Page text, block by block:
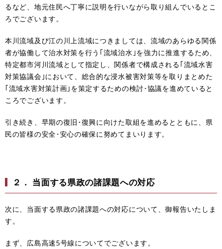
るなど、地元住民へ丁寧に説明を行いながら取り組んでいるとこ
ろでございます。
本川流域及び江の川上流域につきましては、流域のあらゆる関係
者が協働して治水対策を行う｢流域治水｣を強力に推進するため、
特定都市河川流域として指定し、関係者で構成される｢流域水害
対策協議会｣において、総合的な浸水被害対策等を取りまとめた
｢流域水害対策計画｣を策定するための検討･協議を進めていると
ころでございます。
引き続き、早期の復旧･復興に向けた取組を進めるとともに、県
民の皆様の安全･安心の確保に努めてまいります。
２． 当面する県政の諸課題への対応
次に、当面する県政の諸課題への対応について、御報告いたしま
す。
まず、広島高速5号線についてでございます。